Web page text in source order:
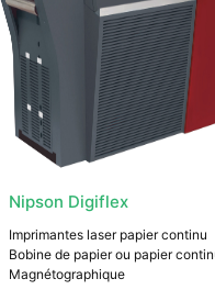
Nipson Digiflex
Imprimantes laser papier continu
Bobine de papier ou papier
Magnétographique